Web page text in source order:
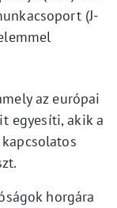
(J-
az európai
egyesíti, akik a
horgára